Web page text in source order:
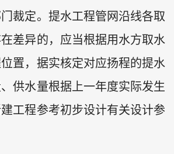
裁定。提水工程管网沿线各取
差异的，应当根据用水方取水
置，据实核定对应扬程的提水
供水量根据上一年度实际发生
工程参考初步设计有关设计参